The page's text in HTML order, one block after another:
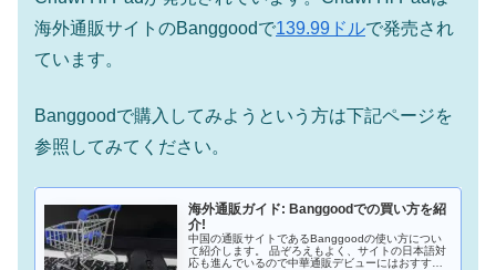
海外通販サイトのBanggoodで139.99ドルで発売され
ています。
Banggoodで購入してみようという方は下記ページを
参照してみてください。
海外通販ガイド: Banggoodでの買い方を紹
介!
中国の通販サイトであるBanggoodの使い方につい
て紹介します。 品ぞろえもよく、サイトの日本語対
応も進んでいるので中華通販デビューにはおすすめ